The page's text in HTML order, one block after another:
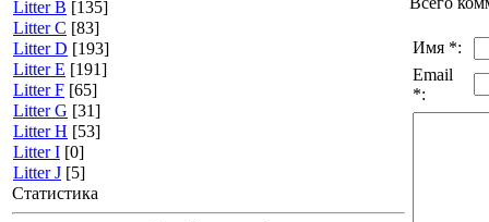
Litter B [135]
Litter C [83]
Litter D [193]
Litter E [191]
Litter F [65]
Litter G [31]
Litter H [53]
Litter I [0]
Litter J [5]
Статистика
Имя *:
Email
*: